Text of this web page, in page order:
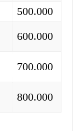
500.000
600.000
700.000
800.000